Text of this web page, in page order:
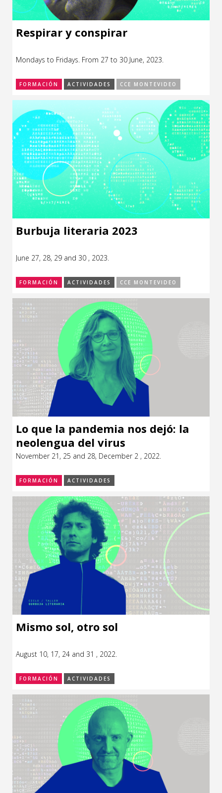
Respirar y conspirar
Mondays to Fridays. From 27 to 30 June, 2023.
FORMACIÓN ACTIVIDADES CCE MONTEVIDEO
Burbuja literaria 2023
June 27, 28, 29 and 30 , 2023.
FORMACIÓN ACTIVIDADES CCE MONTEVIDEO
Lo que la pandemia nos dejó: la
neolengua del virus
November 21, 25 and 28, December 2 , 2022.
FORMACIÓN ACTIVIDADES
Mismo sol, otro sol
August 10, 17, 24 and 31 , 2022.
FORMACIÓN ACTIVIDADES